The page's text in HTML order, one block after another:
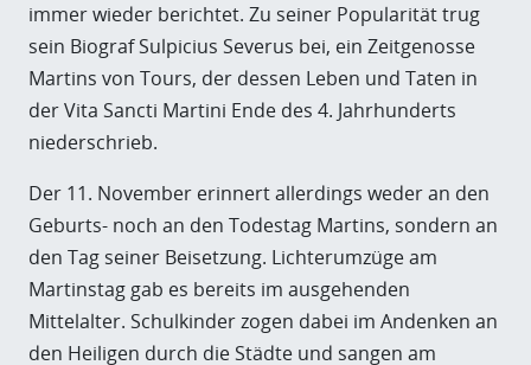
immer wieder berichtet. Zu seiner Popularität trug
sein Biograf Sulpicius Severus bei, ein Zeitgenosse
Martins von Tours, der dessen Leben und Taten in
der Vita Sancti Martini Ende des 4. Jahrhunderts
niederschrieb.
Der 11. November erinnert allerdings weder an den
Geburts- noch an den Todestag Martins, sondern an
den Tag seiner Beisetzung. Lichterumzüge am
Martinstag gab es bereits im ausgehenden
Mittelalter. Schulkinder zogen dabei im Andenken an
den Heiligen durch die Städte und sangen am